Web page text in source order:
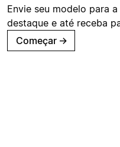
Envie seu modelo para
destaque e até receba
Começar →